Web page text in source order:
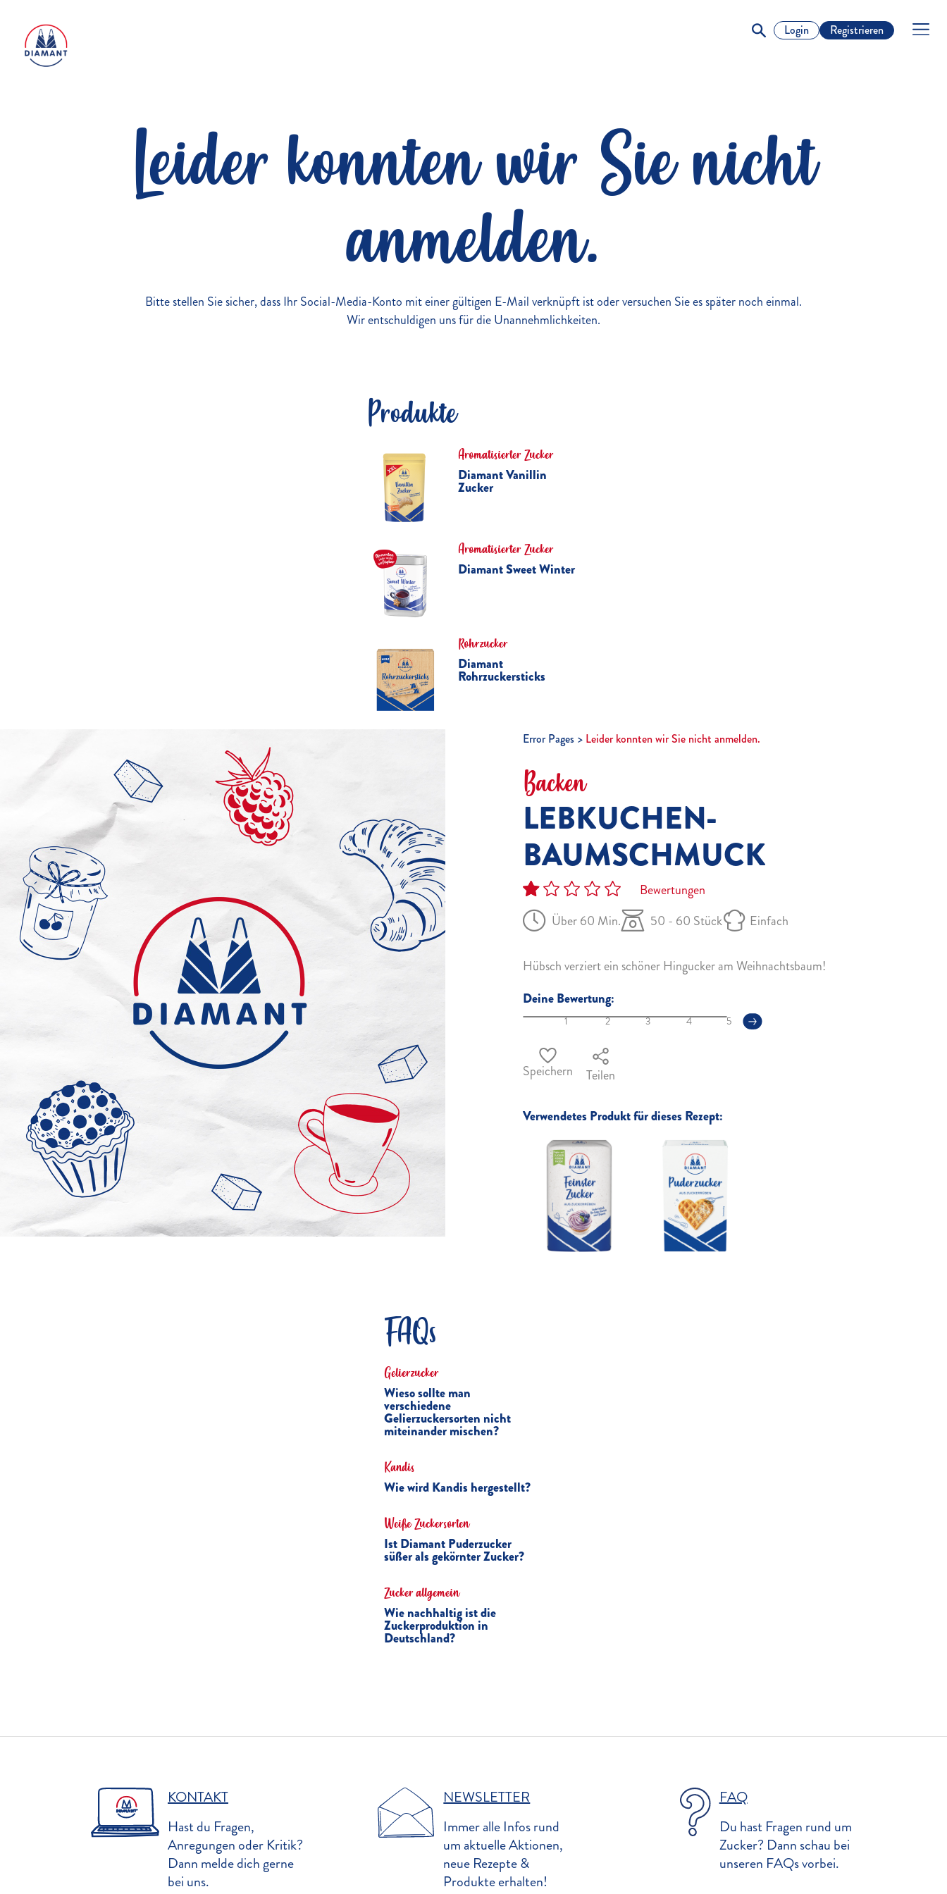
Login Registrieren
Leider konnten wir Sie nicht
anmelden.
Bitte stellen Sie sicher, dass Ihr Social-Media-Konto mit einer gültigen E-Mail verknüpft ist oder versuchen Sie es später noch einmal.
Wir entschuldigen uns für die Unannehmlichkeiten.
Produkte
Aromatisierter Zucker
Diamant Vanillin
Zucker
Aromatisierter Zucker
Diamant Sweet Winter
Rohrzucker
Diamant
Rohrzuckersticks
Error Pages Leider konnten wir Sie nicht anmelden.
Backen
LEBKUCHEN-
BAUMSCHMUCK
Bewertungen
Über 60 Min.
50 - 60 Stück Einfach
Hübsch verziert ein schöner Hingucker am Weihnachtsbaum!
Deine Bewertung:
1 2 3 4 5
Speichern Teilen
Verwendetes Produkt für dieses Rezept:
FAQs
Gelierzucker
Wieso sollte man
verschiedene
Gelierzuckersorten nicht
miteinander mischen?
Kandis
Wie wird Kandis hergestellt?
Weiße Zuckersorten
Ist Diamant Puderzucker
süßer als gekörnter Zucker?
Zucker allgemein
Wie nachhaltig ist die
Zuckerproduktion in
Deutschland?
KONTAKT
Hast du Fragen,
Anregungen oder Kritik?
Dann melde dich gerne
bei uns.
NEWSLETTER
Immer alle Infos rund
um aktuelle Aktionen,
neue Rezepte &
Produkte erhalten!
FAQ
Du hast Fragen rund um
Zucker? Dann schau bei
unseren FAQs vorbei.